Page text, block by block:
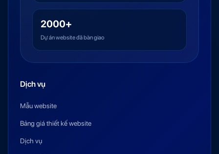
2000+
Dự án website đã bàn giao
Dịch vụ
Mẫu website
Bảng giá thiết kế website
Dịch vụ